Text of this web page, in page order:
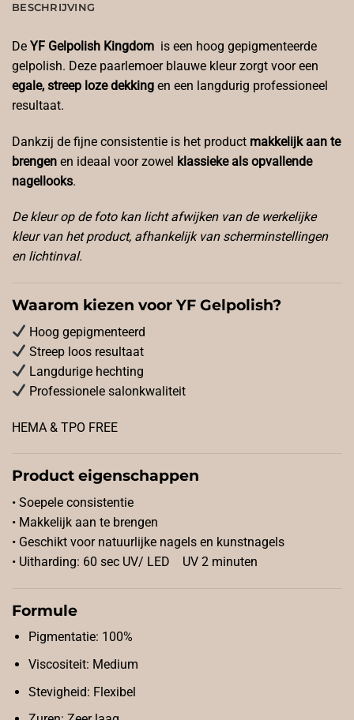
BESCHRIJVING
De YF Gelpolish Kingdom is een hoog gepigmenteerde
gelpolish. Deze paarlemoer blauwe kleur zorgt voor een
egale, streep loze dekking en een langdurig professioneel
resultaat.
Dankzij de fijne consistentie is het product makkelijk aan te
brengen en ideaal voor zowel klassieke als opvallende
nagellooks.
De kleur op de foto kan licht afwijken van de werkelijke
kleur van het product, afhankelijk van scherminstellingen
en lichtinval.
Waarom kiezen voor YF Gelpolish?
Hoog gepigmenteerd
Streep loos resultaat
Langdurige hechting
Professionele salonkwaliteit
HEMA & TPO FREE
Product eigenschappen
• Soepele consistentie
• Makkelijk aan te brengen
• Geschikt voor natuurlijke nagels en kunstnagels
• Uitharding: 60 sec UV/ LED UV 2 minuten
Formule
Pigmentatie: 100%
Viscositeit: Medium
Stevigheid: Flexibel